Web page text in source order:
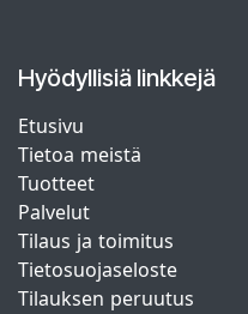
Hyödyllisiä linkkejä
Etusivu
Tietoa meistä
Tuotteet
Palvelut
Tilaus ja toimitus
Tietosuojaseloste
Tilauksen peruutus